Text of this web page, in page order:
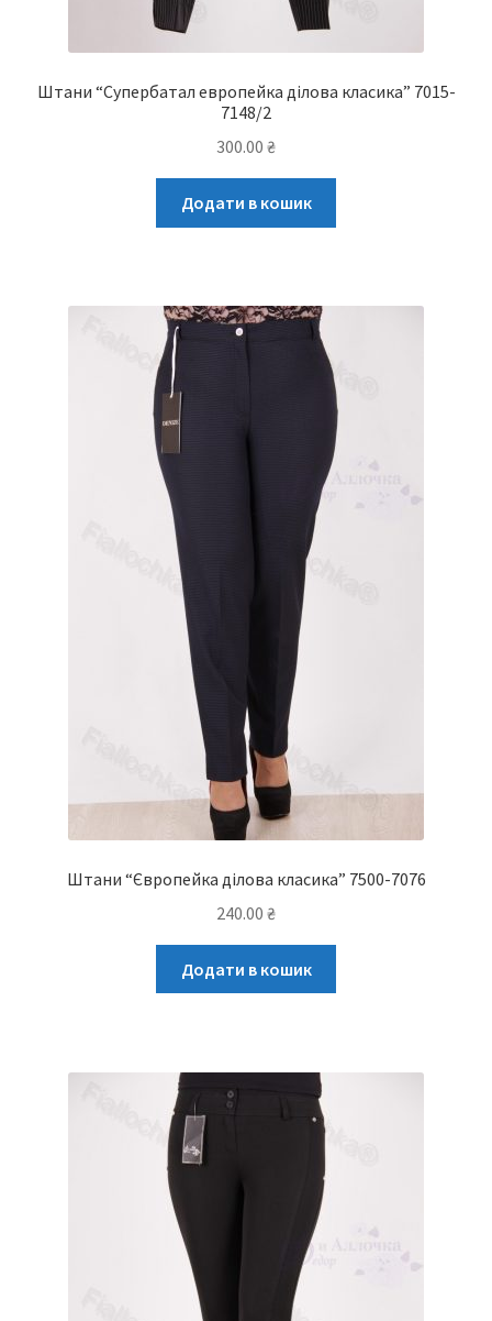
Штани “Супербатал европейка ділова класика” 7015-
7148/2
300.00 ₴
Додати в кошик
Штани “Європейка ділова класика” 7500-7076
240.00 ₴
Додати в кошик